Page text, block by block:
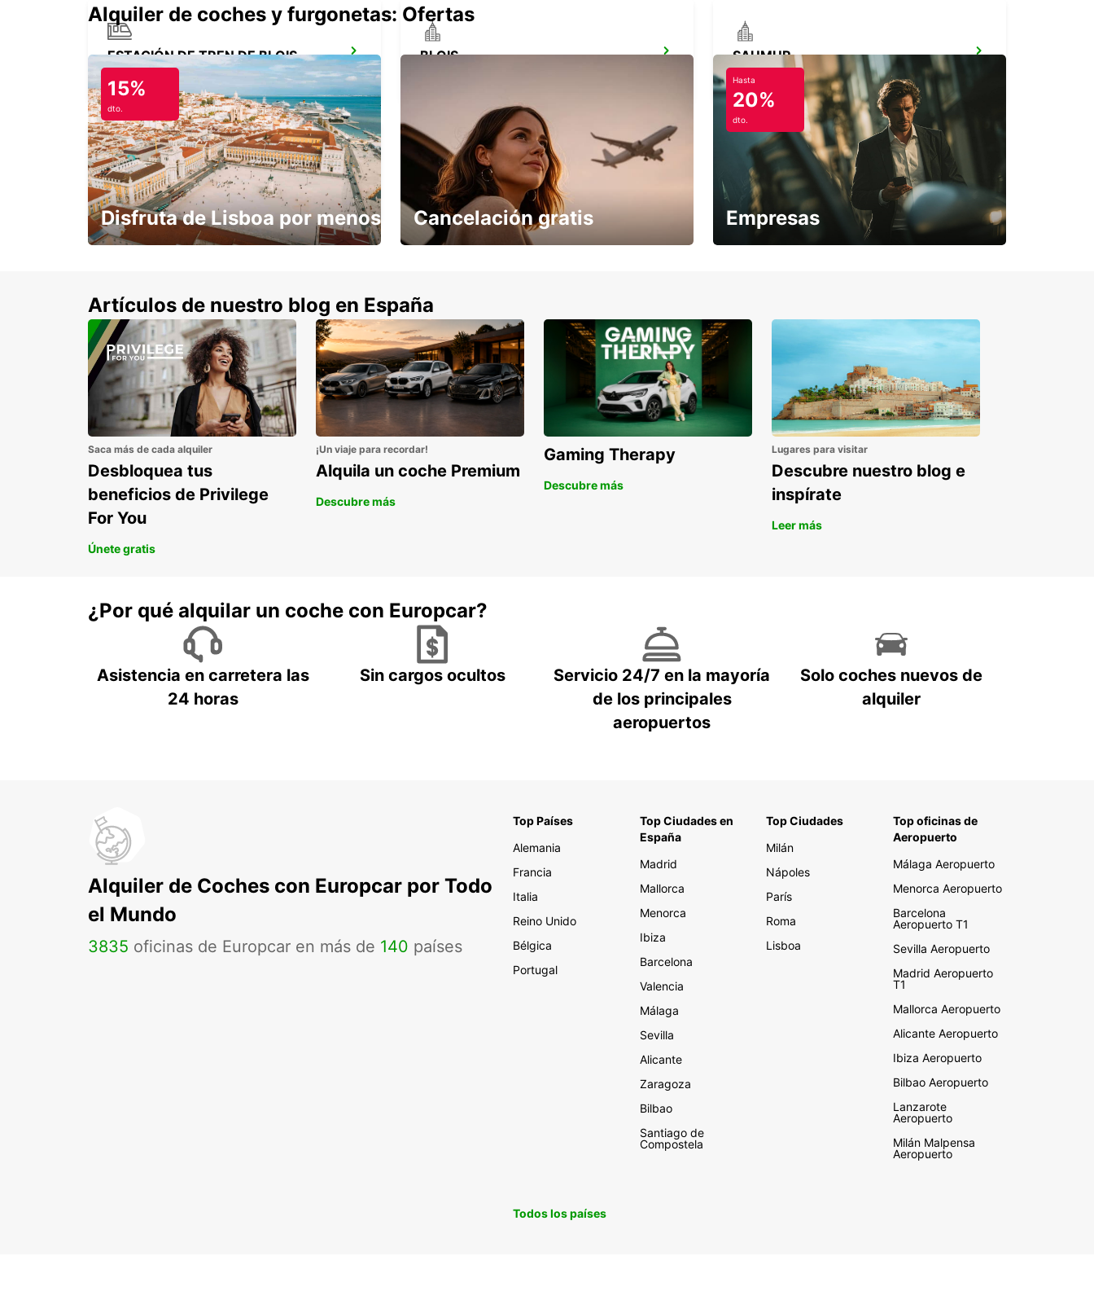
ESTACIÓN DE TREN DE BLOIS - PUNTO DE SERVICIO
BLOIS - FRANCE
BLOIS SAUMUR
SAUMUR - FRANCE
ESTACIÓN DE TREN DE SAUMUR
SAUMUR - FRANCE
Alquiler de coches y furgonetas: Ofertas
15%
dto.
Disfruta de Lisboa por menos Cancelación gratis
Hasta
20%
dto.
Empresas
Artículos de nuestro blog en España
Saca más de cada alquiler
Desbloquea tus
beneficios de Privilege
For You
Únete gratis
¡Un viaje para recordar!
Alquila un coche Premium
Descubre más
Gaming Therapy
Descubre más
Lugares para visitar
Descubre nuestro blog e
inspírate
Leer más
¿Por qué alquilar un coche con Europcar?
Asistencia en carretera las
24 horas
Sin cargos ocultos
Servicio 24/7 en la mayoría
de los principales
aeropuertos
Solo coches nuevos de
alquiler
Alquiler de Coches con Europcar por Todo
el Mundo
3835 oficinas de Europcar en más de 140 países
Top Países
Alemania
Francia
Italia
Reino Unido
Bélgica
Portugal
Top Ciudades en
España
Madrid
Mallorca
Menorca
Ibiza
Barcelona
Valencia
Málaga
Sevilla
Alicante
Zaragoza
Bilbao
Santiago de
Compostela
Top Ciudades
Milán
Nápoles
París
Roma
Lisboa
Top oficinas de
Aeropuerto
Málaga Aeropuerto
Menorca Aeropuerto
Barcelona
Aeropuerto T1
Sevilla Aeropuerto
Madrid Aeropuerto
T1
Mallorca Aeropuerto
Alicante Aeropuerto
Ibiza Aeropuerto
Bilbao Aeropuerto
Lanzarote
Aeropuerto
Milán Malpensa
Aeropuerto
Todos los países